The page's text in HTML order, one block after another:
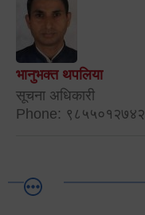
भानुभक्त थपलिया
सूचना अधिकारी
Phone: ९८५५०१२७४२